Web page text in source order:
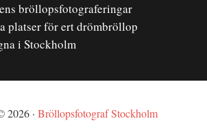
bröllopsfotograferingar
platser för ert drömbröllop
i Stockholm
2026 · Bröllopsfotograf Stockholm